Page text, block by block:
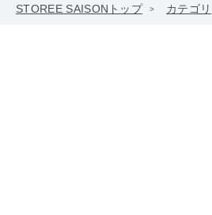
STOREE SAISONトップ カテゴリ